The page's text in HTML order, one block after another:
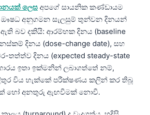
ලෙස අපගේ සායනික කණ්ඩායම
ඖෂධ අනුගමන සැලසුම් තුන්වන දිනයන්
බව දකියි: ආරම්භක දිනය (baseline
දිනය (dose-change date), සහ
තත්ත්ව දිනය (expected steady-state
ඉතා ඉක්මනින් ලබාගත්තේ නම්,
විය හැක්කේ පරීක්ෂණය කලින් කර තිබූ
හෝ අනතුරු ඇඟවීමක් නොවී.